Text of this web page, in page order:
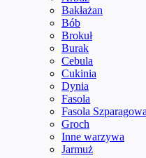
Bakłażan
Bób
Brokuł
Burak
Cebula
Cukinia
Dynia
Fasola
Fasola Szparagowa
Groch
Inne warzywa
Jarmuż